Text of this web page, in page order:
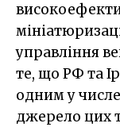
управління
те, що РФ та
одним у
джерело цих